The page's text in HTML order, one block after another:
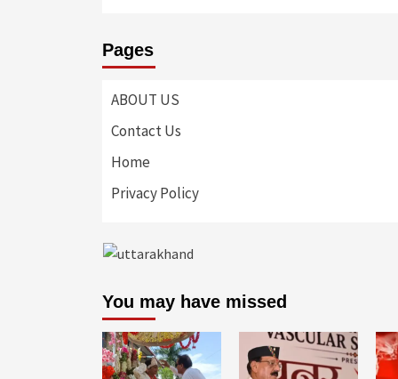
Pages
ABOUT US
Contact Us
Home
Privacy Policy
You may have missed